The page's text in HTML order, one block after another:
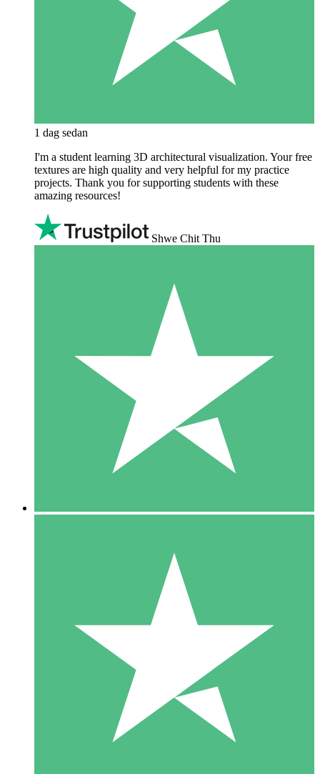
1 dag sedan
I'm a student learning 3D architectural visualization. Your free
textures are high quality and very helpful for my practice
projects. Thank you for supporting students with these
amazing resources!
Shwe Chit Thu